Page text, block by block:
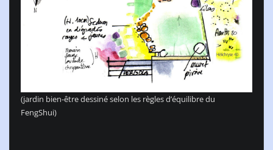
(jardin bien-être dessiné selon les règles d’équilibre du
FengShui)